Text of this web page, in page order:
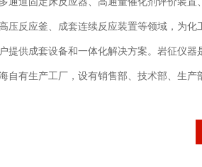
压反应釜、成套连续反应装置等领域，为化
提供成套设备和一体化解决方案。岩征仪器
自有生产工厂，设有销售部、技术部、生产